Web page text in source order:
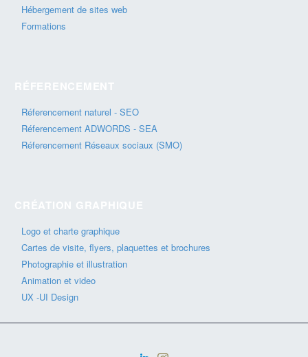
Hébergement de sites web
Formations
Réferencement naturel - SEO
Réferencement ADWORDS - SEA
Réferencement Réseaux sociaux (SMO)
Logo et charte graphique
Cartes de visite, flyers, plaquettes et brochures
Photographie et illustration
Animation et video
UX -UI Design